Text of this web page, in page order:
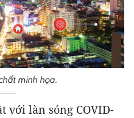
minh họa.
với làn sóng COVID-